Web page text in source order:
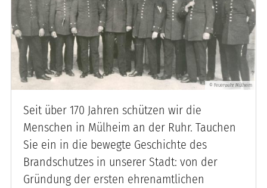
© Feuerwehr Mülheim
Seit über 170 Jahren schützen wir die
Menschen in Mülheim an der Ruhr. Tauchen
Sie ein in die bewegte Geschichte des
Brandschutzes in unserer Stadt: von der
Gründung der ersten ehrenamtlichen